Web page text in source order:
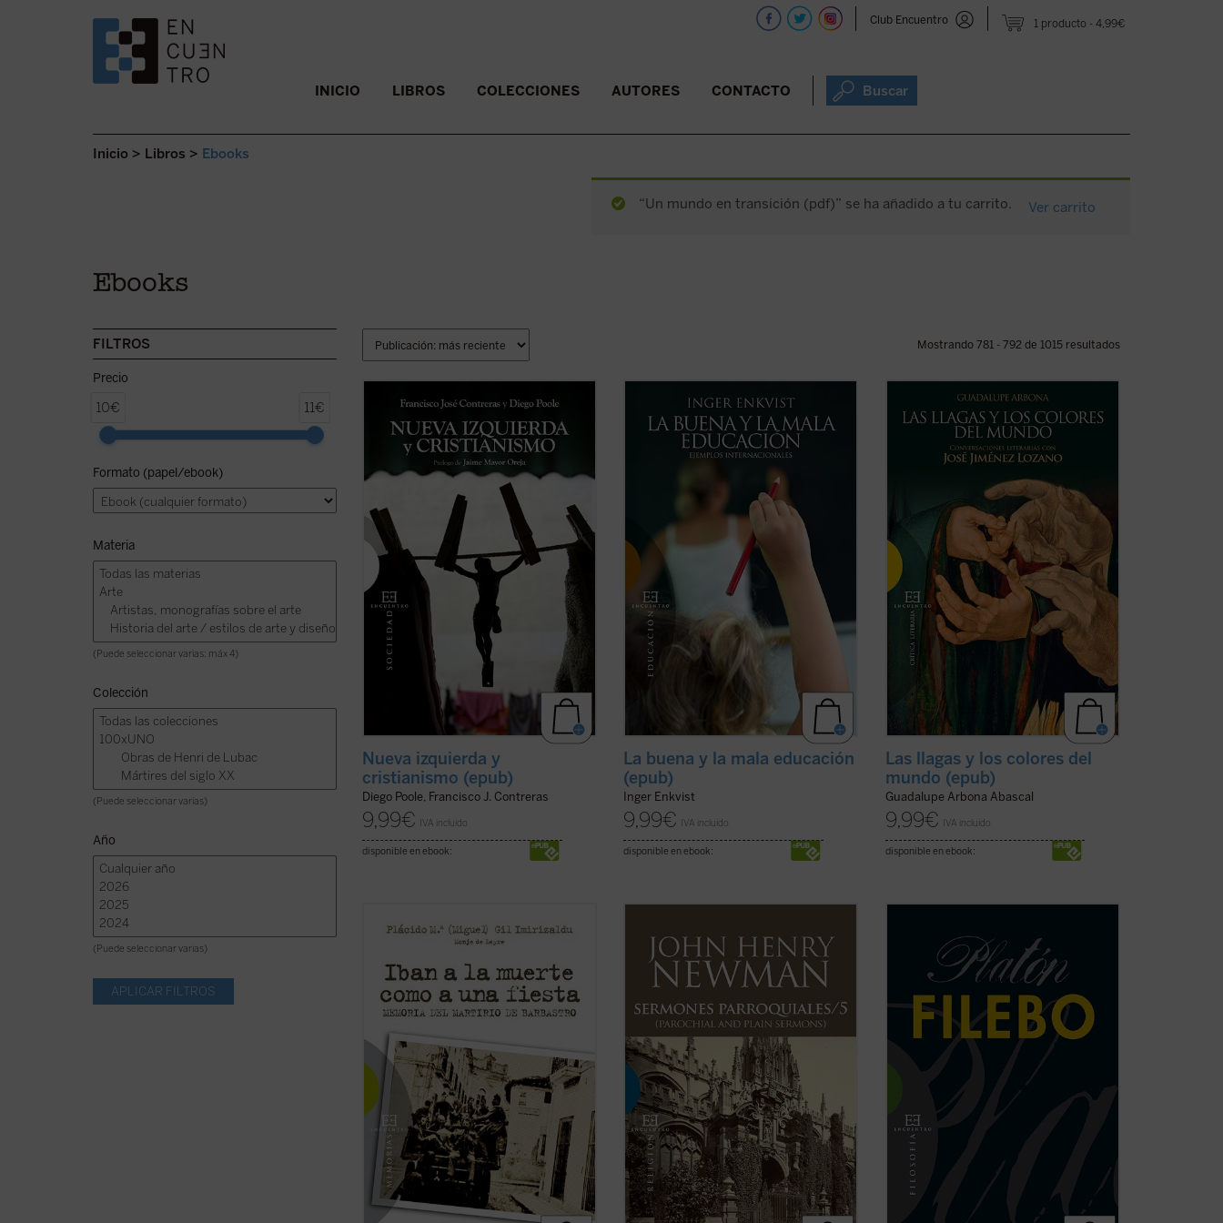
1 producto 4,99€
Club Encuentro
SALTAR AL CONTENIDO. INICIO LIBROS COLECCIONES AUTORES CONTACTO Buscar
Inicio > Libros > Ebooks
“Un mundo en transición (pdf)” se ha añadido a tu carrito. Ver carrito
Ebooks
FILTROS
Precio
10€ 11€
Formato (papel/ebook)
Materia
(Puede seleccionar varias: máx 4)
Colección
(Puede seleccionar varias)
Año
(Puede seleccionar varias)
Mostrando 781 - 792 de 1015 resultados
La tesis central de este libro es que la
izquierda, habiendo fracasado durante el
siglo XX en su programa clásico (el
socialismo), ha sustituido en el XXI la
revolución socio-económica por la moral-
cultural. Ideas y políticas como la ...
Nueva izquierda y
cristianismo (epub)
Diego Poole, Francisco J. Contreras
9,99€ IVA incluido
disponible en ebook:
El presente libro tiene el propósito de
explicar en qué consiste la buena calidad
educativa. Estudiando diversos sistemas
escolares, tanto con buenos como con
malos resultados, se muestran las
razones por las que el modelo educativo
(ver ficha)
La buena y la mala educación
(epub)
Inger Enkvist
9,99€ IVA incluido
disponible en ebook:
Digamos que como un retazo de vida
humana con el que me encuentro, y en el
que me siento involucrado. Lo que he
acontece a mí también. Si lo cuento
como debe ser, ...
(ver ficha)
Las llagas y los colores del
mundo (epub)
Guadalupe Arbona Abascal
9,99€ IVA incluido
disponible en ebook:
«EnIban a la muerte como a una fiesta
el padre Plácido María Gil Imirizaldu nos
narra ---como testigo privilegiado que
fue--- uno de los episodios más
sobrecogedores de aquella Guerra Civil
en la que se desataron todos los
quinto volumen de losSermones
parroquiales fueron predicados en su
mayoría en los años 1838-1840. Este
primeras experiencias que acabaron
conduciendo a Newman a la ...(ver ficha)
creamos que es su tema principal, Platón
presenta de un modo minucioso su
doctrina del placer; en particular, del
placer corporal. La finura analítica de la
que hace gala en este diálogo tardío le ...